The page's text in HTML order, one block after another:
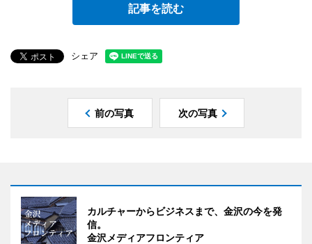
記事を読む
シェア
前の写真 次の写真
カルチャーからビジネスまで、金沢の今を発
信。
金沢メディアフロンティア